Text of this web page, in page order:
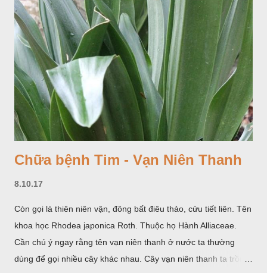
Chữa bệnh Tim - Vạn Niên Thanh
8.10.17
Còn gọi là thiên niên vận, đông bất điêu thảo, cửu tiết liên. Tên
khoa học Rhodea japonica Roth. Thuộc họ Hành Alliaceae.
Cần chú ý ngay rằng tên vạn niên thanh ở nước ta thường
dùng để gọi nhiều cây khác nhau. Cây vạn niên thanh ta trồng